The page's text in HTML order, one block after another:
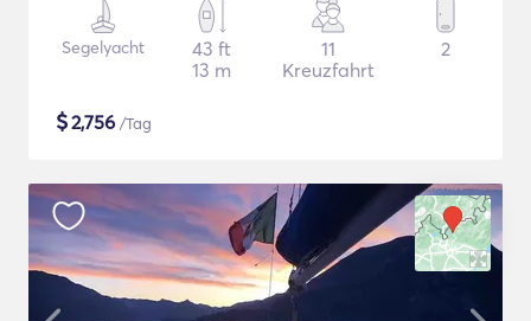
Segelyacht
43 ft
13 m
11
Kreuzfahrt
2
$2,756 /Tag